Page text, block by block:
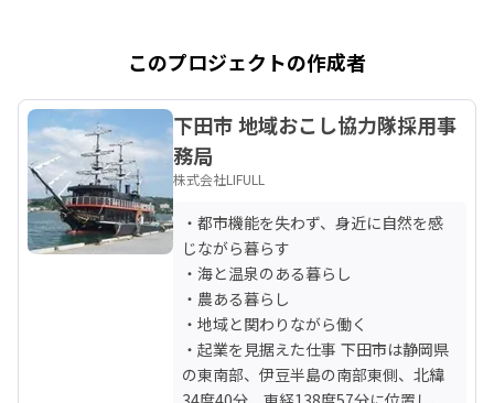
このプロジェクトの作成者
下田市 地域おこし協力隊採用事
務局
株式会社LIFULL
・都市機能を失わず、身近に自然を感
じながら暮らす
・海と温泉のある暮らし
・農ある暮らし
・地域と関わりながら働く
・起業を見据えた仕事 下田市は静岡県
の東南部、伊豆半島の南部東側、北緯